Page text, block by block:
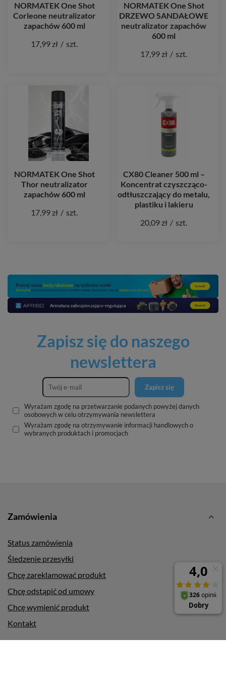
NORMATEK One Shot
Corleone neutralizator
zapachów 600 ml
17,99 zł / szt.
NORMATEK One Shot
DRZEWO SANDAŁOWE
neutralizator zapachów
600 ml
17,99 zł / szt.
NORMATEK One Shot
Thor neutralizator
zapachów 600 ml
17,99 zł / szt.
CX80 Cleaner 500 ml –
Koncentrat czyszcząco-
odtłuszczający do metalu,
plastiku i lakieru
20,09 zł / szt.
Zapisz się do naszego
newslettera
Zapisz się
Wyrażam zgodę na przetwarzanie podanych powyżej danych
osobowych w celu otrzymywania newslettera
Wyrażam zgodę na otrzymywanie informacji handlowych o
wybranych produktach i promocjach
Zamówienia
Status zamówienia
Śledzenie przesyłki
Chcę zareklamować produkt
Chcę odstąpić od umowy
Chcę wymienić produkt
Kontakt